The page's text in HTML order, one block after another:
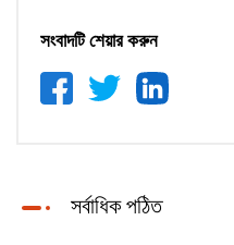
সংবাদটি শেয়ার করুন
সর্বাধিক পঠিত